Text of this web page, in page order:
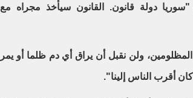
دولة قانون. القانون سيأخذ مجراه مع
ولن نقبل أن يراق أي دم ظلما أو يمر
أقرب الناس إلينا".